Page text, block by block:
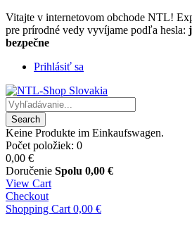
Vitajte v internetovom obchode NTL!
pre prírodné vedy vyvíjame podľa hesla:
bezpečne
Prihlásiť sa
Search
Keine Produkte im Einkaufswagen.
Počet položiek: 0
0,00 €
Doručenie Spolu 0,00 €
View Cart
Checkout
Shopping Cart 0,00 €